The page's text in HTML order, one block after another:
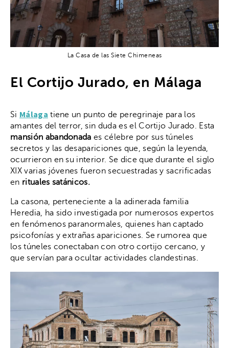
La Casa de las Siete Chimeneas
El Cortijo Jurado, en Málaga
Si Málaga tiene un punto de peregrinaje para los
amantes del terror, sin duda es el Cortijo Jurado. Esta
mansión abandonada es célebre por sus túneles
secretos y las desapariciones que, según la leyenda,
ocurrieron en su interior. Se dice que durante el siglo
XIX varias jóvenes fueron secuestradas y sacrificadas
en rituales satánicos.
La casona, perteneciente a la adinerada familia
Heredia, ha sido investigada por numerosos expertos
en fenómenos paranormales, quienes han captado
psicofonías y extrañas apariciones. Se rumorea que
los túneles conectaban con otro cortijo cercano, y
que servían para ocultar actividades clandestinas.